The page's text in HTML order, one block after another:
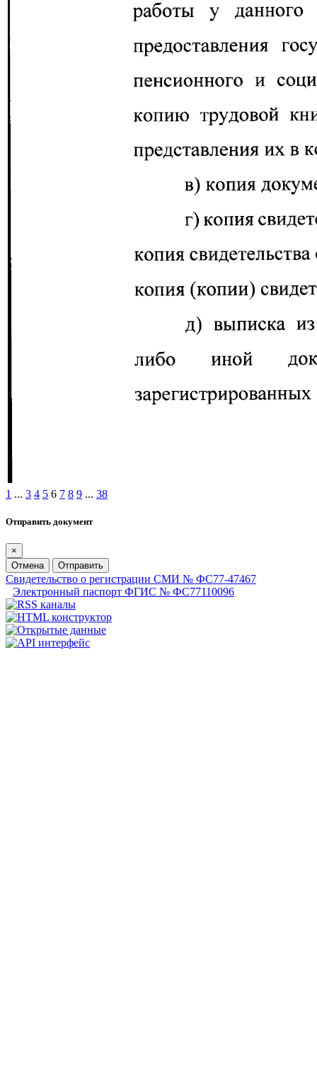
1 ... 3 4 5 6 7 8 9 ... 38
Отправить документ
×
Отмена
Отправить
Свидетельство о регистрации СМИ № ФС77-47467
Электронный паспорт ФГИС № ФС77110096